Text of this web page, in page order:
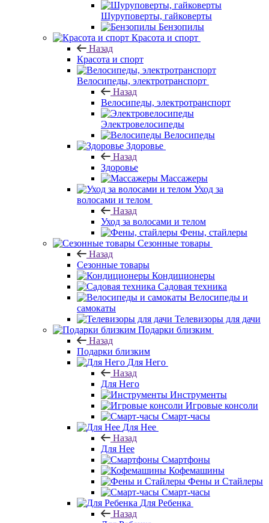
Шуруповерты, гайковерты
Бензопилы
Красота и спорт
Назад
Красота и спорт
Велосипеды, электротранспорт
Назад
Велосипеды, электротранспорт
Электровелосипеды
Велосипеды
Здоровье
Назад
Здоровье
Массажеры
Уход за
волосами и телом
Назад
Уход за волосами и телом
Фены, стайлеры
Сезонные товары
Назад
Сезонные товары
Кондиционеры
Садовая техника
Велосипеды и
самокаты
Телевизоры для дачи
Подарки близким
Назад
Подарки близким
Для Него
Назад
Для Него
Инструменты
Игровые консоли
Смарт-часы
Для Нее
Назад
Для Нее
Смартфоны
Кофемашины
Фены и Стайлеры
Смарт-часы
Для Ребенка
Назад